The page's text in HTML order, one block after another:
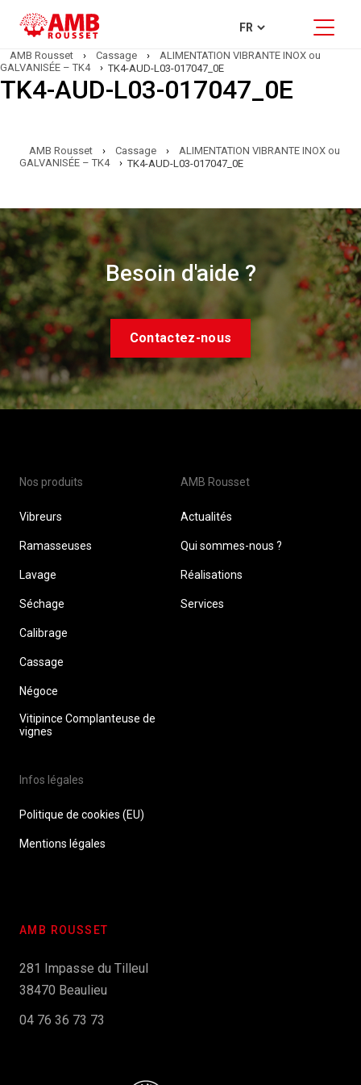
AMB Rousset › Cassage ›
ALIMENTATION VIBRANTE INOX ou
GALVANISÉE – TK4
› TK4-AUD-L03-017047_0E
TK4-AUD-L03-017047_0E
AMB Rousset › Cassage ›
ALIMENTATION VIBRANTE INOX ou
GALVANISÉE – TK4
› TK4-AUD-L03-017047_0E
Besoin d'aide ?
Contactez-nous
Nos produits
Vibreurs
Ramasseuses
Lavage
Séchage
Calibrage
Cassage
Négoce
Vitipince Complanteuse de
vignes
AMB Rousset
Actualités
Qui sommes-nous ?
Réalisations
Services
Infos légales
Politique de cookies (EU)
Mentions légales
AMB ROUSSET
281 Impasse du Tilleul
38470 Beaulieu
04 76 36 73 73